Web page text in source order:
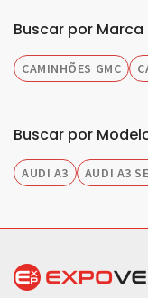
Buscar por Marca
CAMINHÕES GMC
Buscar por
AUDI A3 AUDI A3